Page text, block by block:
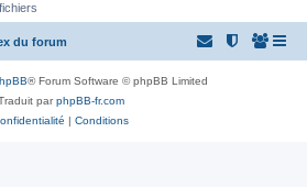
du forum
® Forum Software © phpBB Limited
parphpBB-fr.com
| Conditions